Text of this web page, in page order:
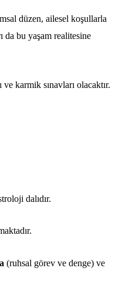
düzen, ailesel koşullarla
da bu yaşam realitesine
karmik sınavları olacaktır.
dalıdır.
(ruhsal görev ve denge) ve